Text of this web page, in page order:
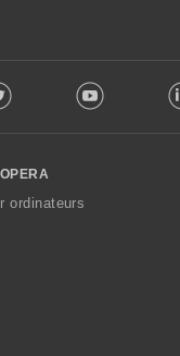
Youtube
ordinateurs